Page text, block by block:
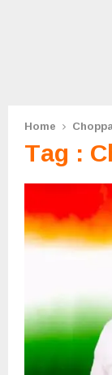
Home
Tag :